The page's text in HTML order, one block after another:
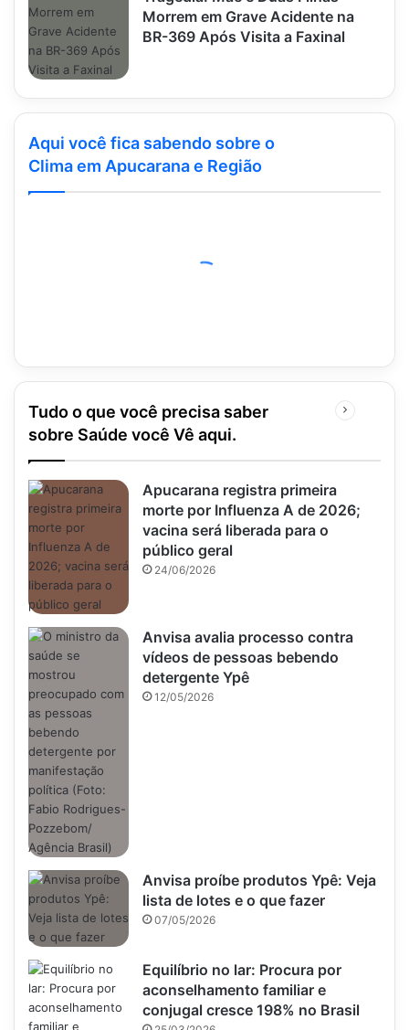
Morrem em Grave Acidente na
BR-369 Após Visita a Faxinal
Aqui você fica sabendo sobre o
Clima em Apucarana e Região
Tudo o que você precisa saber
sobre Saúde você Vê aqui.
Próxima
Apucarana registra primeira
morte por Influenza A de 2026;
vacina será liberada para o
público geral
24/06/2026
Anvisa avalia processo contra
vídeos de pessoas bebendo
detergente Ypê
12/05/2026
Anvisa proíbe produtos Ypê: Veja
lista de lotes e o que fazer
07/05/2026
Equilíbrio no lar: Procura por
aconselhamento familiar e
conjugal cresce 198% no Brasil